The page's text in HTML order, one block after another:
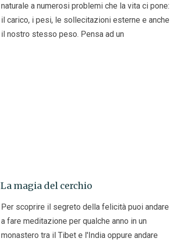
naturale a numerosi problemi che la vita ci pone:
il carico, i pesi, le sollecitazioni esterne e anche
il nostro stesso peso. Pensa ad un
La magia del cerchio
Per scoprire il segreto della felicità puoi andare
a fare meditazione per qualche anno in un
monastero tra il Tibet e l'India oppure andare